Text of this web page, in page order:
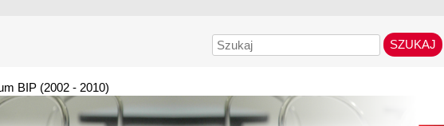
Szukaj
BIP (2002 - 2010)